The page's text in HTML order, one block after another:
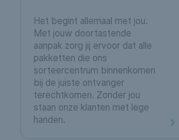
Het begint allemaal met jou.
Met jouw doortastende
aanpak zorg jij ervoor dat alle
pakketten die ons
sorteercentrum binnenkomen
bij de juiste ontvanger
terechtkomen. Zonder jou
staan onze klanten met lege
handen.